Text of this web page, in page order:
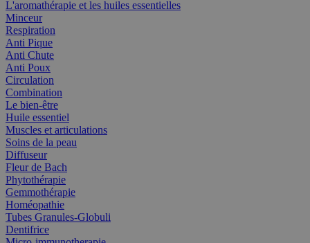
L'aromathérapie et les huiles essentielles
Minceur
Respiration
Anti Pique
Anti Chute
Anti Poux
Circulation
Combination
Le bien-être
Huile essentiel
Muscles et articulations
Soins de la peau
Diffuseur
Fleur de Bach
Phytothérapie
Gemmothérapie
Homéopathie
Tubes Granules-Globuli
Dentifrice